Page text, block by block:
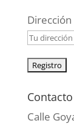
Contacto
Calle